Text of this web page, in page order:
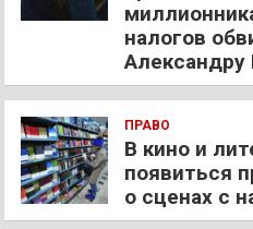
налогов
ПРАВО
В кино и
появиться
о сценах с